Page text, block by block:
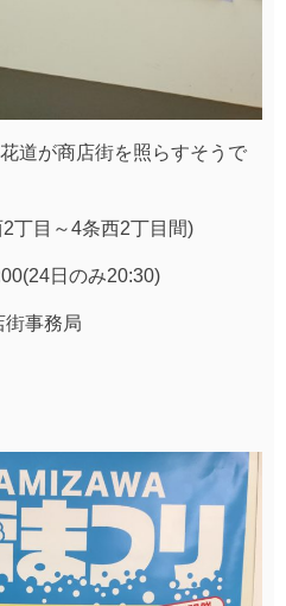
道が商店街を照らすそうで
丁目～4条西2丁目間)
日のみ20:30)
街事務局